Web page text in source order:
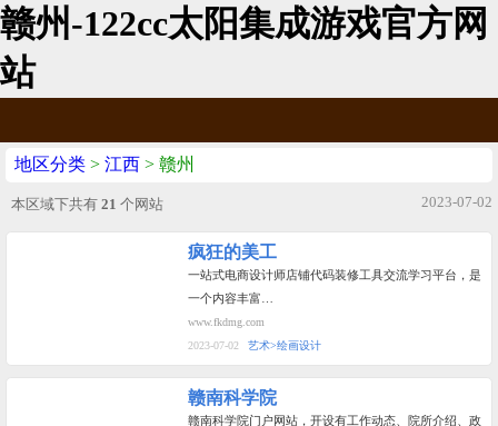
赣州-122cc太阳集成游戏官方网
站
地区分类 > 江西 > 赣州
本区域下共有 21 个网站 2023-07-02
疯狂的美工
一站式电商设计师店铺代码装修工具交流学习平台，是
一个内容丰富…
www.fkdmg.com
2023-07-02
艺术>绘画设计
赣南科学院
赣南科学院门户网站，开设有工作动态、院所介绍、政